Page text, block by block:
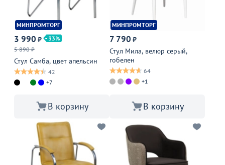
МИНПРОМТОРГ
3 990 ₽
33
5 890 ₽
Стул Самба, цвет апельсин
42
+7
В корзину
МИНПРОМТОРГ
7 790 ₽
Стул Мила, велюр серый,
гобелен
64
+1
В корзину